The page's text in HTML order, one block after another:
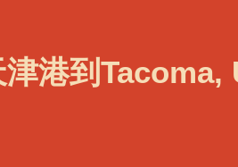
津港到Tacoma,